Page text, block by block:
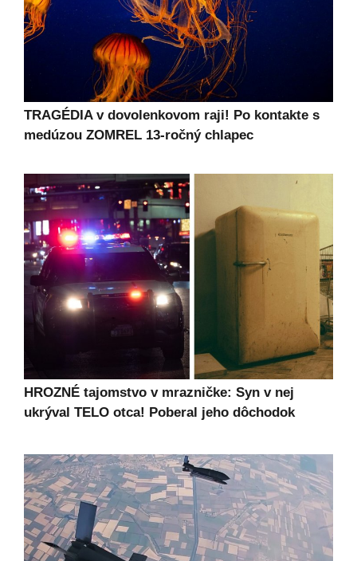
TRAGÉDIA v dovolenkovom raji! Po kontakte s
medúzou ZOMREL 13-ročný chlapec
HROZNÉ tajomstvo v mrazničke: Syn v nej
ukrýval TELO otca! Poberal jeho dôchodok